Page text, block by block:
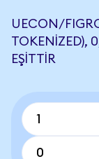
UECON/
TOKENIZED),
EŞITTIR